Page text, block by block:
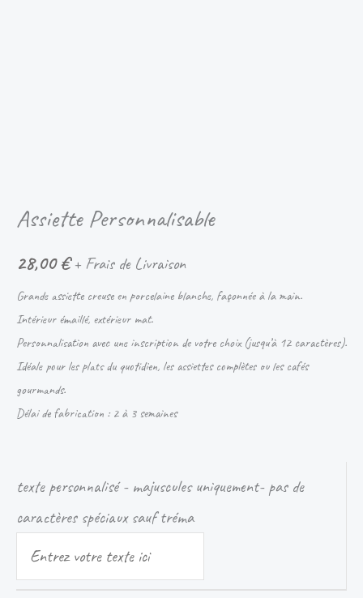
Assiette Personnalisable
28,00€ + Frais de Livraison
Grande assiette creuse en porcelaine blanche, façonnée à la main.
Intérieur émaillé, extérieur mat.
Personnalisation avec une inscription de votre choix (jusqu’à 12 caractères).
Idéale pour les plats du quotidien, les assiettes complètes ou les cafés
gourmands.
Délai de fabrication : 2 à 3 semaines
texte personnalisé - majuscules uniquement- pas de
caractères spéciaux sauf tréma